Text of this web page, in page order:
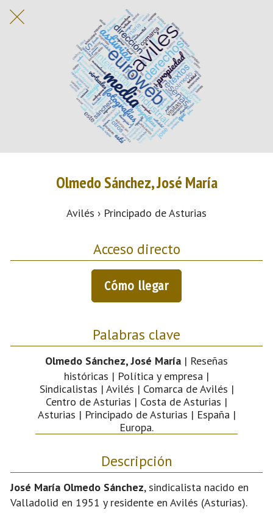
Olmedo Sánchez, José María
Avilés › Principado de Asturias
Acceso directo
Cómo llegar
Palabras clave
Olmedo Sánchez, José María | Reseñas
históricas | Política y empresa |
Sindicalistas | Avilés | Comarca de Avilés |
Centro de Asturias | Costa de Asturias |
Asturias | Principado de Asturias | España |
Europa.
Descripción
José María Olmedo Sánchez, sindicalista nacido en
Valladolid en 1951 y residente en Avilés (Asturias).